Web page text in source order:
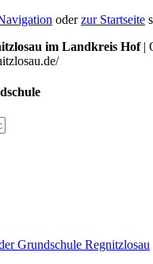
oderzur Startseite
im Landkreis Hof|